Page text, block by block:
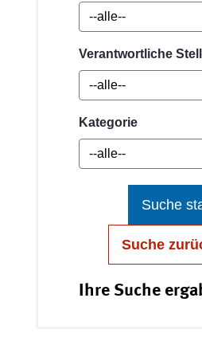
Verantwortliche
Kategorie
Suche
Suche
Ihre Suche